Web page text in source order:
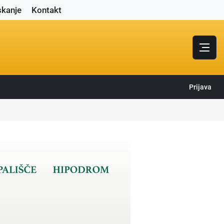
Kontakt
Prijava